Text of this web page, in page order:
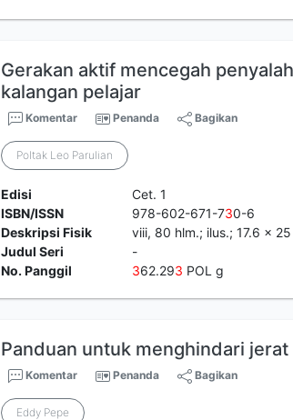
Gerakan aktif mencegah
kalangan pelajar
Komentar Penanda Bagikan
Poltak Leo Parulian
Edisi
Cet. 1
ISBN/ISSN
978-602-671-730-6
Deskripsi Fisik
viii, 80 hlm.; ilus.; 17.6 x
Judul Seri
-
No. Panggil
362.293 POL g
Panduan untuk menghindari jerat
Komentar Penanda Bagikan
Eddy Pepe